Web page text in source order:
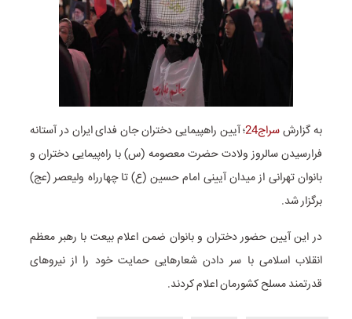
به گزارشسراج24
؛ آیین راهپیمایی دختران جان فدای ایران در آستانه
فرارسیدن سالروز ولادت حضرت معصومه (س) با راه‌پیمایی دختران و
بانوان تهرانی از میدان آیینی امام حسین (ع) تا چهارراه ولیعصر (عج)
برگزار شد.
در این آیین حضور دختران و بانوان ضمن اعلام بیعت با رهبر معظم
انقلاب اسلامی با سر دادن شعارهایی حمایت خود را از نیروهای
قدرتمند مسلح کشورمان اعلام کردند.